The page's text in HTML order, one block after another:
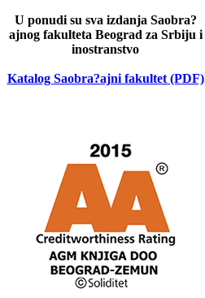
U ponudi su sva izdanja Saobra?
ajnog fakulteta Beograd za Srbiju i
inostranstvo
Katalog Saobra?ajni fakultet (PDF)